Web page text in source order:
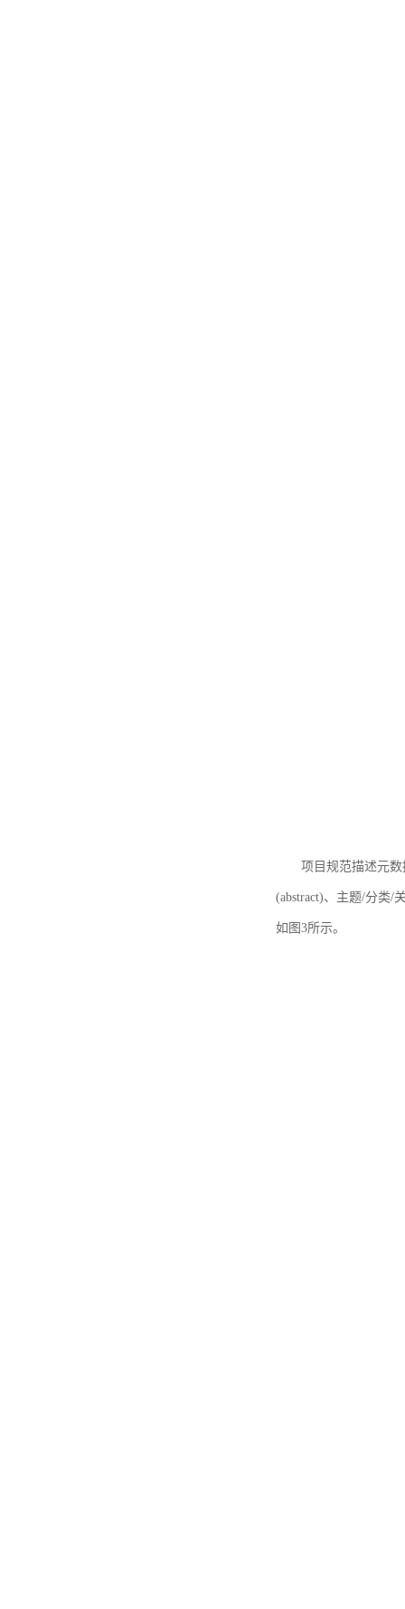
项目规范描述元
(abstract)、主题/分类/
如图3所示。